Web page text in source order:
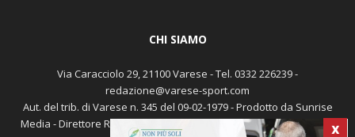
X
CHI SIAMO
Via Caracciolo 29, 21100 Varese - Tel. 0332 226239 -
redazione@varese-sport.com
Aut. del trib. di Varese n. 345 del 09-02-1979 - Prodotto da Sunrise
Media - Direttore Responsabile: Michele Marocco -Cookie policy